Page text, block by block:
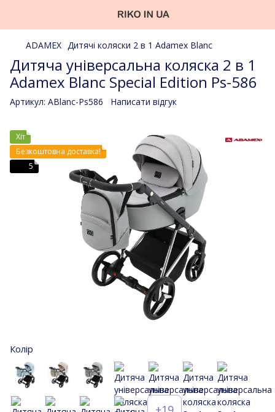
ADAMEX Дитячі коляски 2 в 1 Adamex Blanc
Дитяча універсальна коляска 2 в 1
Adamex Blanc Special Edition Ps-586
Артикул: ABlanc-Ps586 Написати відгук
Хіт
Безкоштовна доставка!
5
Колір